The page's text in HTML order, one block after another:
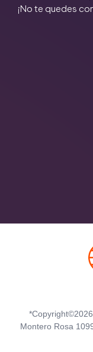
¡No te quedes
Montero Rosa